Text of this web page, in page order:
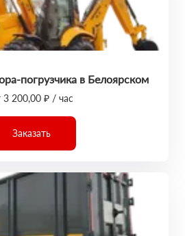
погрузчика в Белоярском
3 200,00 ₽ / час
Заказать